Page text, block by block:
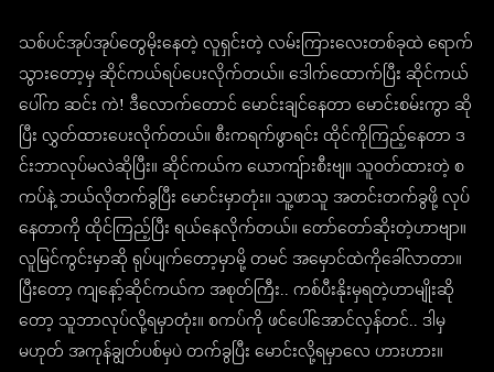
သစ်ပင်အုပ်အုပ်တွေမိုးနေတဲ့ လူရှင်းတဲ့ လမ်းကြားလေးတစ်ခုထဲ ရောက်
သွားတော့မှ ဆိုင်ကယ်ရပ်ပေးလိုက်တယ်။ ဒေါက်ထောက်ပြီး ဆိုင်ကယ်
ပေါ်က ဆင်း ကဲ! ဒီလောက်တောင် မောင်းချင်နေတာ မောင်းစမ်းကွာ ဆို
ပြီး လွှတ်ထားပေးလိုက်တယ်။ စီးကရက်ဖွာရင်း ထိုင်ကိုကြည့်နေတာ ဒ
င်းဘာလုပ်မလဲဆိုပြီး။ ဆိုင်ကယ်က ယောကျ်ားစီးဗျ။ သူဝတ်ထားတဲ့ စ
ကပ်နဲ့ ဘယ်လိုတက်ခွပြီး မောင်းမှာတုံး။ သူ့ဖာသူ အတင်းတက်ခွဖို့ လုပ်
နေတာကို ထိုင်ကြည့်ပြီး ရယ်နေလိုက်တယ်။ တော်တော်ဆိုးတဲ့ဟာဗျာ။
လူမြင်ကွင်းမှာဆို ရုပ်ပျက်တော့မှာမို့ တမင် အမှောင်ထဲကိုခေါ်လာတာ။
ပြီးတော့ ကျနော့်ဆိုင်ကယ်က အစုတ်ကြီး.. ကစ်ပီးနိုးမှရတဲ့ဟာမျိုးဆို
တော့ သူဘာလုပ်လို့ရမှာတုံး။ စကပ်ကို ဖင်ပေါ်အောင်လှန်တင်.. ဒါမှ
မဟုတ် အကုန်ချွတ်ပစ်မှပဲ တက်ခွပြီး မောင်းလို့ရမှာလေ ဟားဟား။